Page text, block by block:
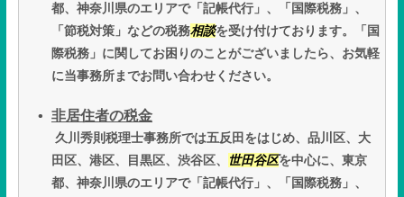
都、神奈川県のエリアで「記帳代行」、「国際税務」、
「節税対策」などの税務相談を受け付けております。「国
際税務」に関してお困りのことがございましたら、お気軽
に当事務所までお問い合わせください。
非居住者の税金
久川秀則税理士事務所では五反田をはじめ、品川区、大
田区、港区、目黒区、渋谷区、
世田谷区を中心に、東京
都、神奈川県のエリアで「記帳代行」、「国際税務」、